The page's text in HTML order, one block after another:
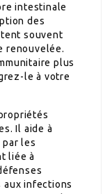
intestinale
des
souvent
renouvelée.
plus
le à votre
Il aide à
les
liée à
aux infections